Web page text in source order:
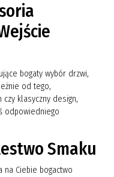
bogaty wybór drzwi,
od tego,
klasyczny design,
odpowiedniego
Smaku
na Ciebie bogactwo